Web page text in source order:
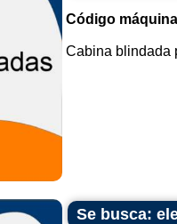
Código
Cabina blindada
Se busca: